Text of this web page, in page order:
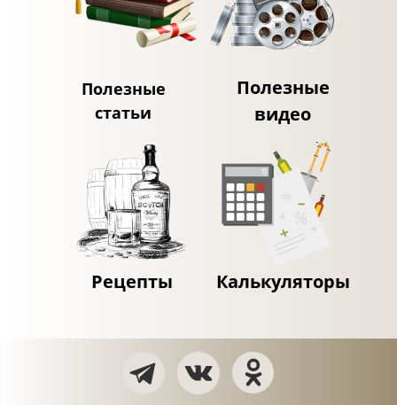
Полезные
статьи
Полезные
видео
Рецепты Калькуляторы